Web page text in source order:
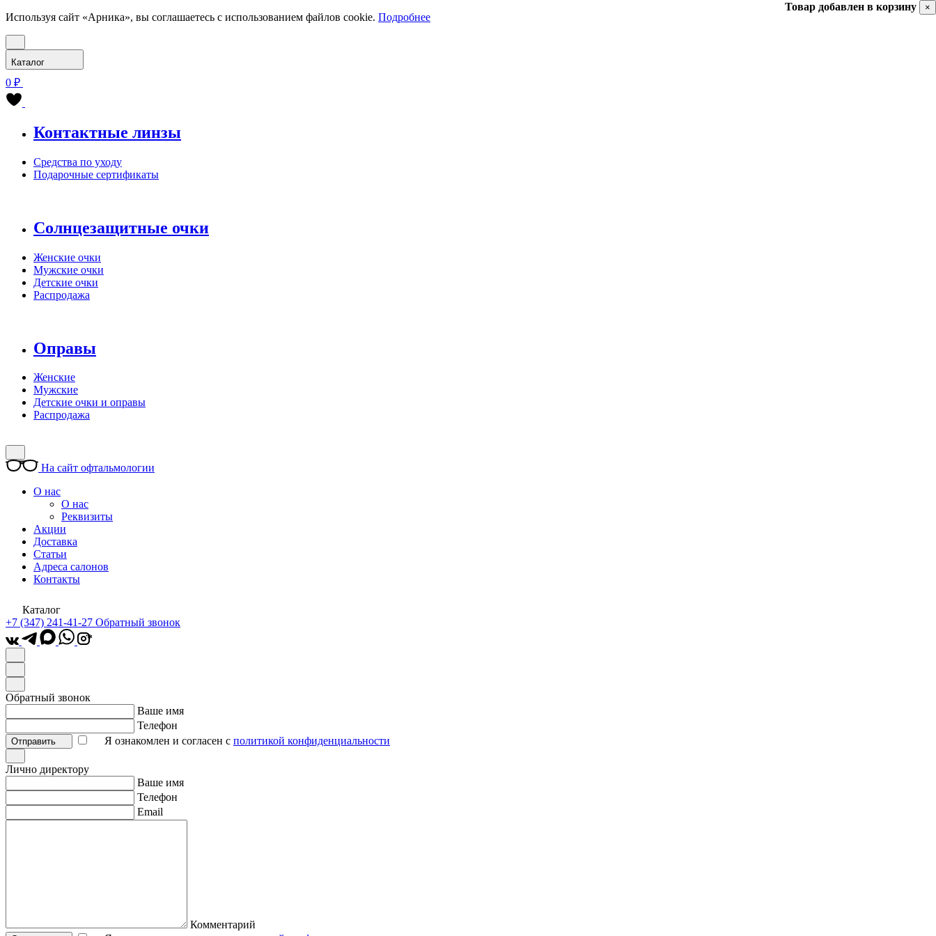
Используя сайт «Арника», вы соглашаетесь с использованием файлов cookie. Подробнее
Каталог
0 ₽
Контактные линзы
Средства по уходу
Подарочные сертификаты
Солнцезащитные очки
Женские очки
Мужские очки
Детские очки
Распродажа
Оправы
Женские
Мужские
Детские очки и оправы
Распродажа
На сайт офтальмологии
О нас
О нас
Реквизиты
Акции
Доставка
Статьи
Адреса салонов
Контакты
Каталог
+7 (347) 241-41-27 Обратный звонок
*
Обратный звонок
Ваше имя
Телефон
Отправить Я ознакомлен и согласен с политикой конфиденциальности
Лично директору
Ваше имя
Телефон
Email
Комментарий
Товар добавлен в корзину ×